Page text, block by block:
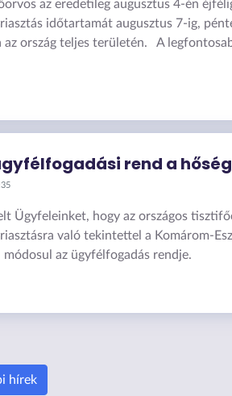
az eredetileg augusztus 4-én
időtartamát augusztus 7-ig,
az ország teljes területén. A
rend a
Ügyfeleinket, hogy az országos
való tekintettel a Komárom-
az ügyfélfogadás rendje.
hírek